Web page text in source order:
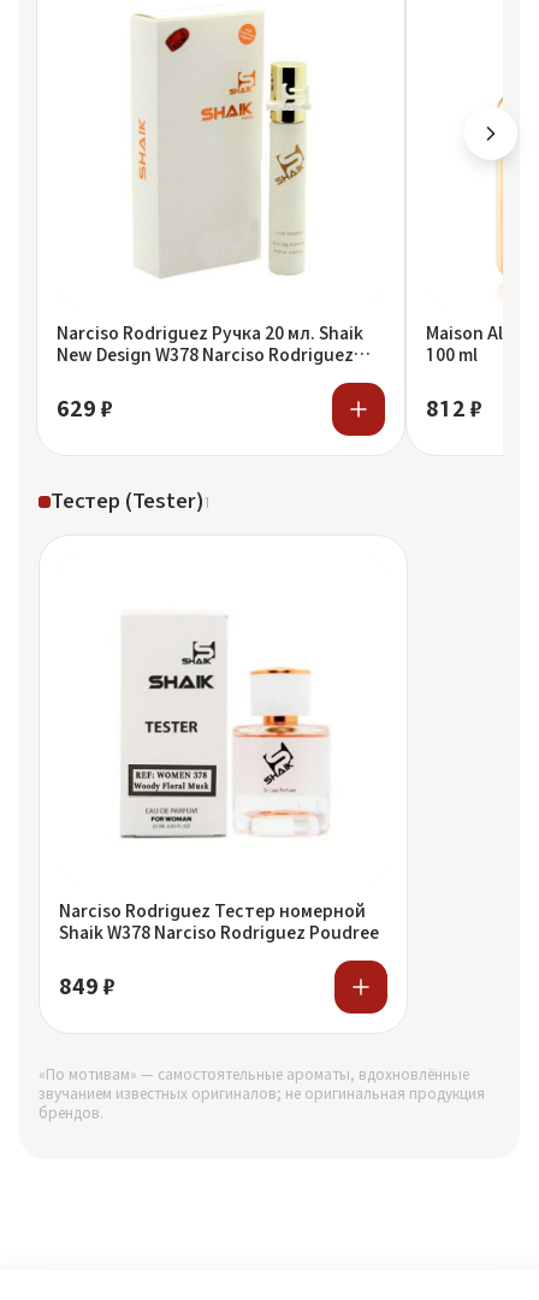
Narciso Rodriguez Ручка 20 мл. Shaik
New Design W378 Narciso Rodriguez
629 ₽
Maison
100 ml
812 ₽
Тестер (Tester)1
Narciso Rodriguez Тестер номерной
Shaik W378 Narciso Rodriguez Poudree
849 ₽
«По мотивам» — самостоятельные ароматы, вдохновлённые
звучанием известных оригиналов; не оригинальная продукция
брендов.